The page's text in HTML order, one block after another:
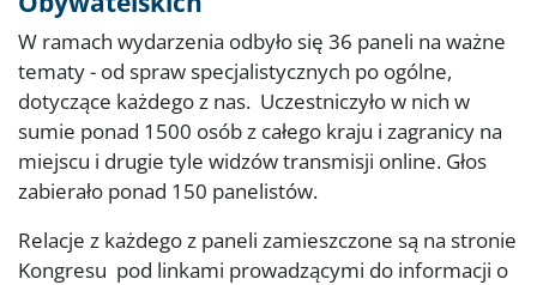
W ramach wydarzenia odbyło się 36 paneli na ważne
tematy - od spraw specjalistycznych po ogólne,
dotyczące każdego z nas. Uczestniczyło w nich w
sumie ponad 1500 osób z całego kraju i zagranicy na
miejscu i drugie tyle widzów transmisji online. Głos
zabierało ponad 150 panelistów.
Relacje z każdego z paneli zamieszczone są na stronie
Kongresu pod linkami prowadzącymi do informacji o